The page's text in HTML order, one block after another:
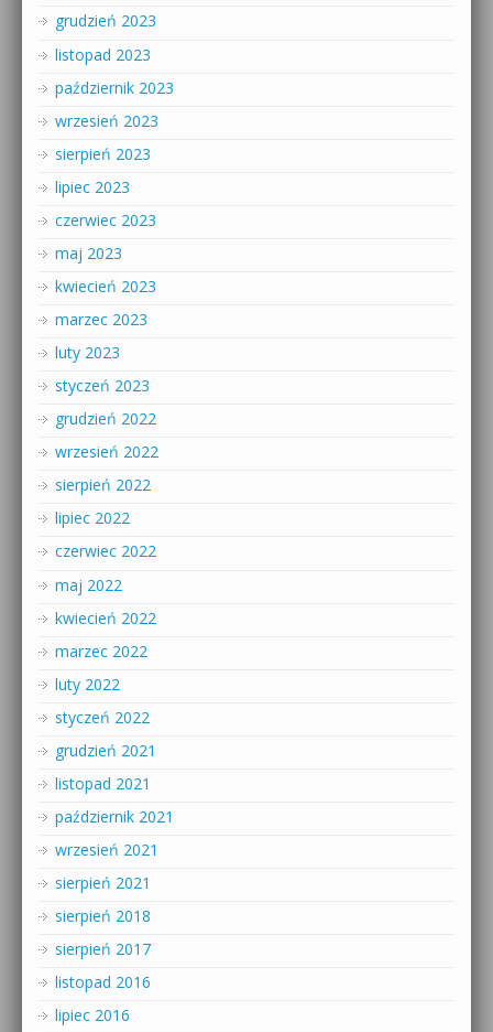
grudzień 2023
listopad 2023
październik 2023
wrzesień 2023
sierpień 2023
lipiec 2023
czerwiec 2023
maj 2023
kwiecień 2023
marzec 2023
luty 2023
styczeń 2023
grudzień 2022
wrzesień 2022
sierpień 2022
lipiec 2022
czerwiec 2022
maj 2022
kwiecień 2022
marzec 2022
luty 2022
styczeń 2022
grudzień 2021
listopad 2021
październik 2021
wrzesień 2021
sierpień 2021
sierpień 2018
sierpień 2017
listopad 2016
lipiec 2016